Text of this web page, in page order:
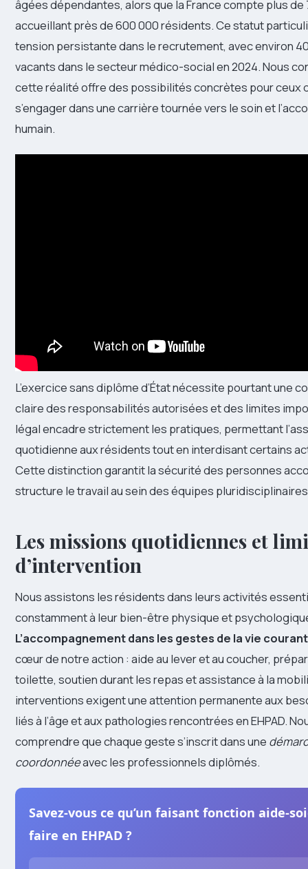
âgées dépendantes, alors que la France compte plus de
accueillant près de 600 000 résidents. Ce statut
tension persistante dans le recrutement, avec environ
vacants dans le secteur médico-social en 2024. Nous
cette réalité offre des possibilités concrètes pour ceux
s’engager dans une carrière tournée vers le soin et
humain.
L’exercice sans diplôme d’État nécessite pourtant une
claire des responsabilités autorisées et des limites
légal encadre strictement les pratiques, permettant
quotidienne aux résidents tout en interdisant certains
Cette distinction garantit la sécurité des personnes
structure le travail au sein des équipes
Les missions quotidiennes et
d’intervention
Nous assistons les résidents dans leurs activités
constamment à leur bien-être physique et
L’accompagnement dans les gestes de la vie
cœur de notre action : aide au lever et au coucher,
toilette, soutien durant les repas et assistance à la
interventions exigent une attention permanente aux
liés à l’âge et aux pathologies rencontrées en EHPAD.
comprendre que chaque geste s’inscrit dans une
coordonnéeavec les professionnels diplômés.
Savez-vous ce qu’un faisant fonction aide-
faire en EHPAD ?